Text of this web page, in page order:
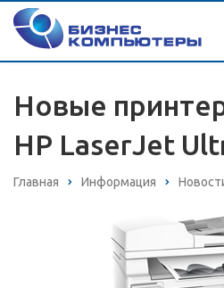
Новые
HP LaserJet
Главная Информация